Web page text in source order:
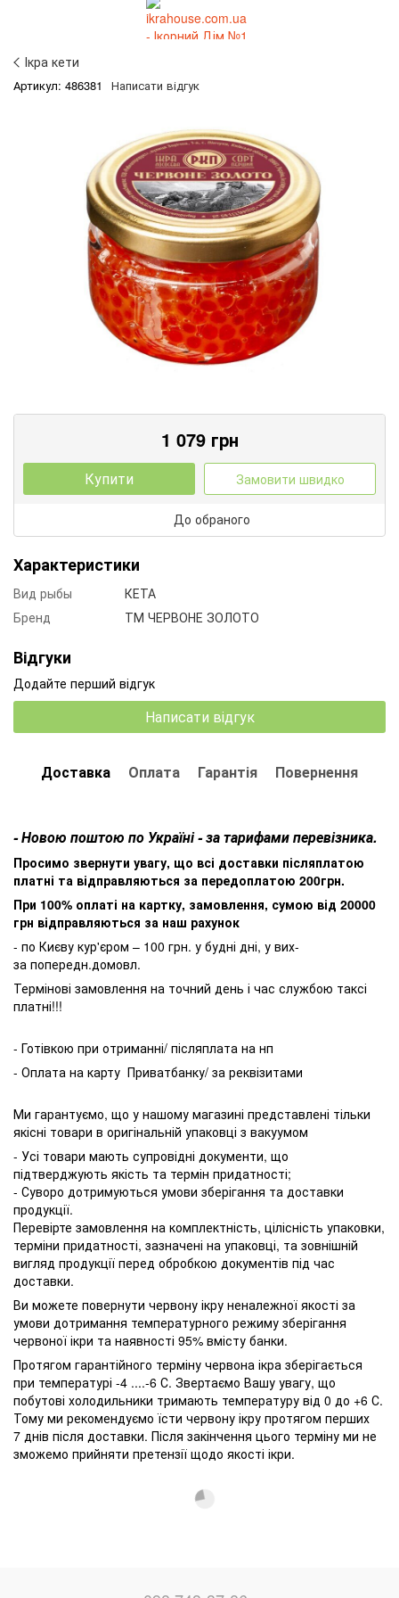
Ікра кети
Артикул: 486381 Написати відгук
1 079грн
Купити Замовити швидко
До обраного
Характеристики
Вид рыбы
КЕТА
Бренд
ТМ ЧЕРВОНЕ ЗОЛОТО
Відгуки
Додайте перший відгук
Написати відгук
Доставка Оплата Гарантія Повернення
- Новою поштою по Україні - за тарифами перевізника.
Просимо звернути увагу, що всі доставки післяплатою
платні та відправляються за передоплатою 200грн.
При 100% оплаті на картку, замовлення, сумою від 20000
грн відправляються за наш рахунок
- по Києву кур'єром – 100 грн. у будні дні, у вих-
за попередн.домовл.
Термінові замовлення на точний день і час службою таксі
платні!!!
- Готівкою при отриманні/ післяплата на нп
- Оплата на карту Приватбанку/ за реквізитами
Ми гарантуємо, що у нашому магазині представлені тільки
якісні товари в оригінальній упаковці з вакуумом
- Усі товари мають супровідні документи, що
підтверджують якість та термін придатності;
- Суворо дотримуються умови зберігання та доставки
продукції.
Перевірте замовлення на комплектність, цілісність упаковки,
терміни придатності, зазначені на упаковці, та зовнішній
вигляд продукції перед обробкою документів під час
доставки.
Ви можете повернути червону ікру неналежної якості за
умови дотримання температурного режиму зберігання
червоної ікри та наявності 95% вмісту банки.
Протягом гарантійного терміну червона ікра зберігається
при температурі -4 ....-6 С. Звертаємо Вашу увагу, що
побутові холодильники тримають температуру від 0 до +6 С.
Тому ми рекомендуємо їсти червону ікру протягом перших
7 днів після доставки. Після закінчення цього терміну ми не
зможемо прийняти претензії щодо якості ікри.